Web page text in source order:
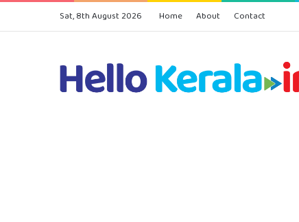
Sat, 8th August 2026 Home About Contact